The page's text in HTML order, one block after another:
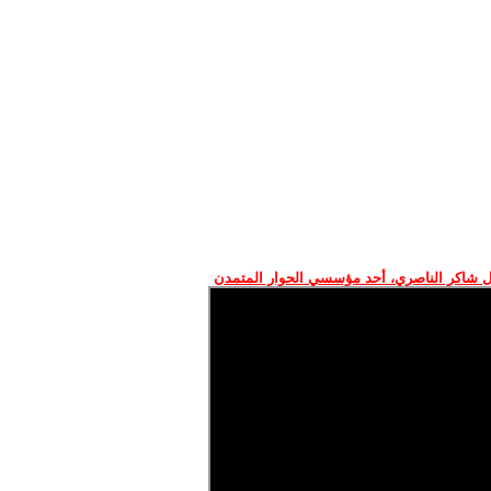
شاكر الناصري، أحد مؤسسي الحوار المتمدن